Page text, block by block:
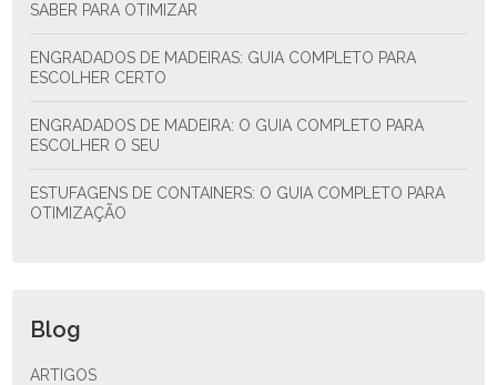
SABER PARA OTIMIZAR
ENGRADADOS DE MADEIRAS: GUIA COMPLETO PARA
ESCOLHER CERTO
ENGRADADOS DE MADEIRA: O GUIA COMPLETO PARA
ESCOLHER O SEU
ESTUFAGENS DE CONTAINERS: O GUIA COMPLETO PARA
OTIMIZAÇÃO
Blog
ARTIGOS